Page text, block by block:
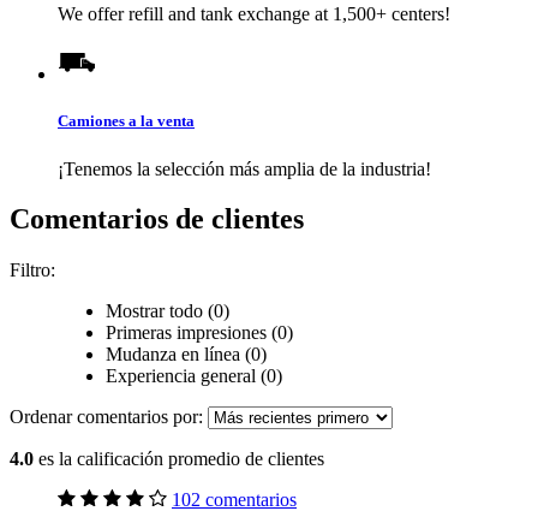
We offer refill and tank exchange at 1,500+ centers!
Camiones a la venta
¡Tenemos la selección más amplia de la industria!
Comentarios de clientes
Filtro:
Mostrar todo (0)
Primeras impresiones (0)
Mudanza en línea (0)
Experiencia general (0)
Ordenar comentarios por:
4.0 es la calificación promedio de clientes
102 comentarios